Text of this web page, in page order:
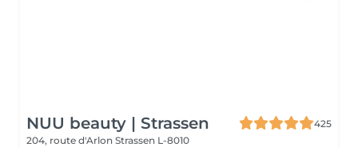
NUU beauty | Strassen
425
204, route d'Arlon Strassen L-8010